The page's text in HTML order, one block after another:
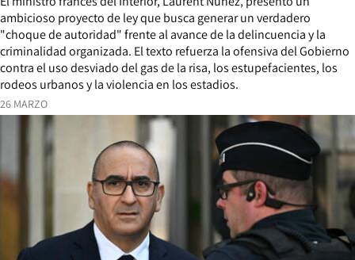
26 MARZO
ambicioso proyecto de ley que busca generar un verdadero
"choque de autoridad" frente al avance de la delincuencia y la
criminalidad organizada. El texto refuerza la ofensiva del Gobierno
contra el uso desviado del gas de la risa, los estupefacientes, los
rodeos urbanos y la violencia en los estadios.